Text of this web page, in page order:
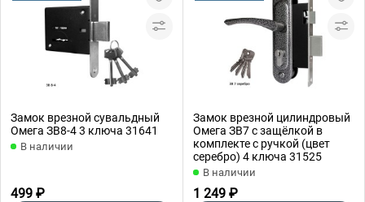
Замок врезной сувальдный
Омега ЗВ8-4 3 ключа 31641
В наличии
499 ₽
Замок врезной цилиндровый
Омега ЗВ7 с защёлкой в
комплекте с ручкой (цвет
серебро) 4 ключа 31525
В наличии
1 249 ₽